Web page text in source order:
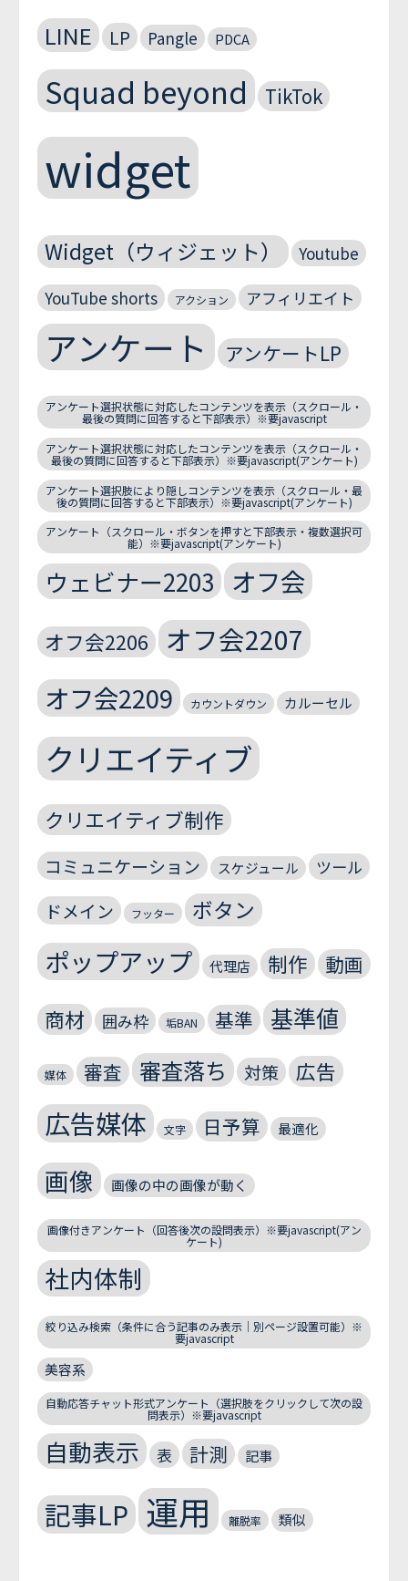
LINE LP Pangle PDCA
Squad beyond TikTok
widget
Widget（ウィジェット）
Youtube
YouTube shorts
アクション アフィリエイト
アンケート アンケートLP
アンケート選択状態に対応したコンテンツを表示（スクロール・
最後の質問に回答すると下部表示）※要javascript
アンケート選択状態に対応したコンテンツを表示（スクロール・
最後の質問に回答すると下部表示）※要javascript(アンケート)
アンケート選択肢により隠しコンテンツを表示（スクロール・最
後の質問に回答すると下部表示）※要javascript(アンケート)
アンケート（スクロール・ボタンを押すと下部表示・複数選択可
能）※要javascript(アンケート)
ウェビナー2203 オフ会
オフ会2206 オフ会2207
オフ会2209 カウントダウン カルーセル
クリエイティブ
クリエイティブ制作
コミュニケーション スケジュール ツール
ドメイン フッター ボタン
ポップアップ 代理店 制作 動画
商材 囲み枠 垢BAN 基準 基準値
媒体 審査 審査落ち 対策 広告
広告媒体 文字 日予算 最適化
画像 画像の中の画像が動く
画像付きアンケート（回答後次の設問表示）※要javascript(アン
ケート)
社内体制
絞り込み検索（条件に合う記事のみ表示｜別ページ設置可能）※
要javascript
美容系
自動応答チャット形式アンケート（選択肢をクリックして次の設
問表示）※要javascript
自動表示 表 計測 記事
記事LP 運用 離脱率 類似